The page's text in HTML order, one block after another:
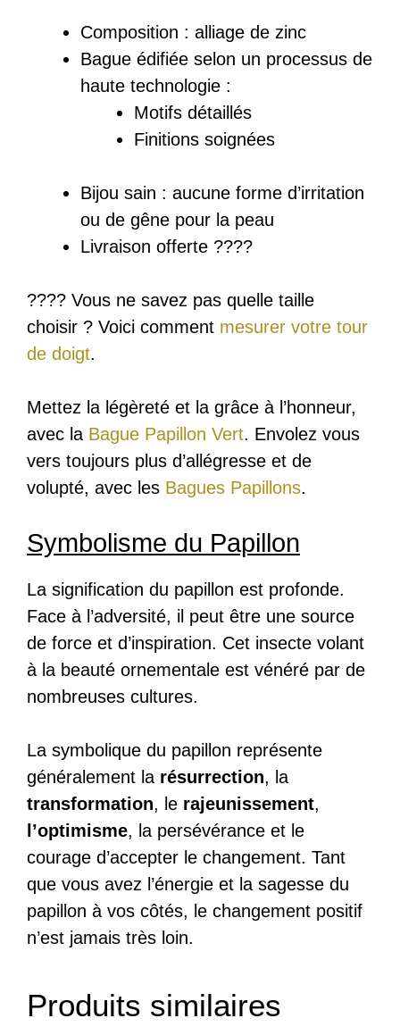
Composition : a lliage de zinc
Bague édifiée selon un processus de
haute technologie :
Motifs détaillés
Finitions soignées
Bijou sain : aucune forme d’irritation
ou de gêne pour la peau
Livraison offerte ????
???? Vous ne savez pas quelle taille
choisir ? Voici comment mesurer votre tour
de doigt.
Mettez la légèreté et la grâce à l’honneur,
avec la Bague Papillon Vert. Envolez vous
vers toujours plus d’allégresse et de
volupté, avec les Bagues Papillons.
Symbolisme du Papillon
La signification du papillon est profonde.
Face à l’adversité, il peut être une source
de force et d’inspiration. Cet insecte volant
à la beauté ornementale est vénéré par de
nombreuses cultures.
La symbolique du papillon représente
généralement la résurrection, la
transformation, le rajeunissement,
l’optimisme, la persévérance et le
courage d’accepter le changement. Tant
que vous avez l’énergie et la sagesse du
papillon à vos côtés, le changement positif
n’est jamais très loin.
Produits similaires